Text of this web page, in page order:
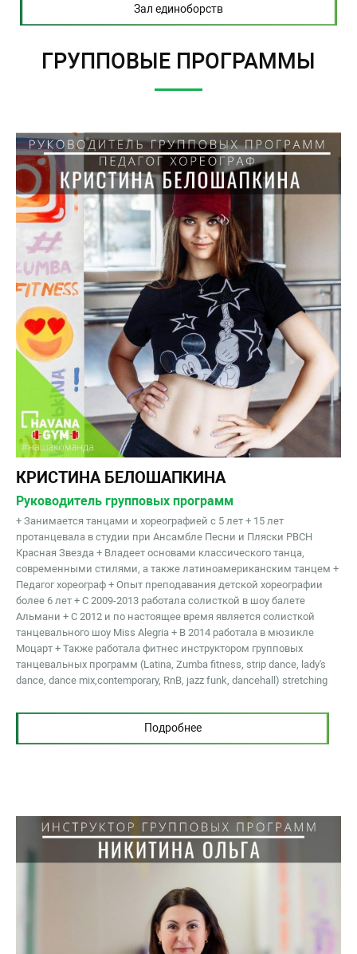
Зал единоборств
ГРУППОВЫЕ ПРОГРАММЫ
КРИСТИНА БЕЛОШАПКИНА
Руководитель групповых программ
+ Занимается танцами и хореографией с 5 лет + 15 лет
протанцевала в студии при Ансамбле Песни и Пляски РВСН
Красная Звезда + Владеет основами классического танца,
современными стилями, а также латиноамериканским танцем +
Педагог хореограф + Опыт преподавания детской хореографии
более 6 лет + С 2009-2013 работала солисткой в шоу балете
Альмани + С 2012 и по настоящее время является солисткой
танцевального шоу Miss Alegria + В 2014 работала в мюзикле
Моцарт + Также работала фитнес инструктором групповых
танцевальныx программ (Latina, Zumba fitness, strip dance, lady's
dance, dance mix,contemporary, RnB, jazz funk, dancehall) stretching
Подробнее